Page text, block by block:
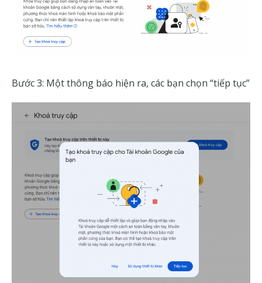
Bước 3: Một thông báo hiện ra, các bạn chọn “tiếp tục”